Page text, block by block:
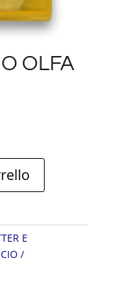
OLFA
E
/